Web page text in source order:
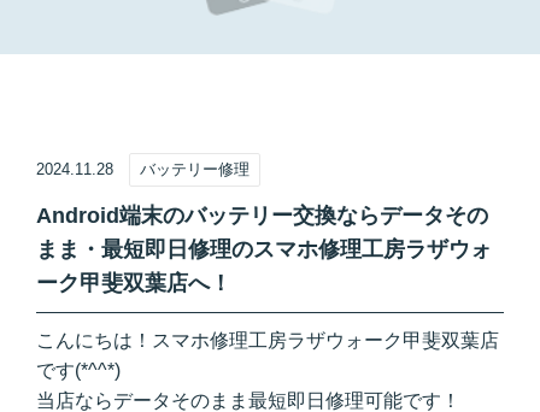
2024.11.28 バッテリー修理
Android端末のバッテリー交換ならデータその
まま・最短即日修理のスマホ修理工房ラザウォ
ーク甲斐双葉店へ！
こんにちは！スマホ修理工房ラザウォーク甲斐双葉店
です(*^^*)
当店ならデータそのまま最短即日修理可能です！